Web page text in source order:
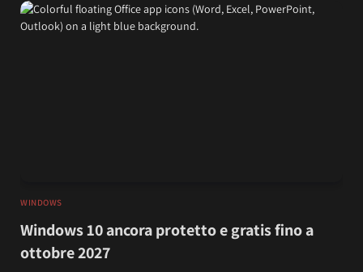
WINDOWS
Windows 10 ancora protetto e gratis fino a
ottobre 2027